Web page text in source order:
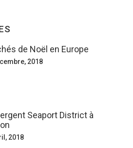
de Noël en Europe
2018
Seaport District à
2018